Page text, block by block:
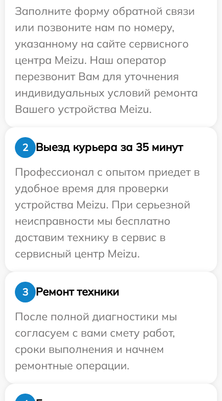
Заполните форму обратной связи
или позвоните нам по номеру,
указанному на сайте сервисного
центра Meizu. Наш оператор
перезвонит Вам для уточнения
индивидуальных условий ремонта
Вашего устройства Meizu.
2
Выезд курьера за 35 минут
Профессионал с опытом приедет в
удобное время для проверки
устройства Meizu. При серьезной
неисправности мы бесплатно
доставим технику в сервис в
сервисный центр Meizu.
3
Ремонт техники
После полной диагностики мы
согласуем с вами смету работ,
сроки выполнения и начнем
ремонтные операции.